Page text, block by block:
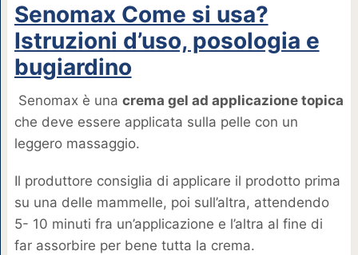
Senomax Come si usa?
Istruzioni d’uso, posologia e
bugiardino
Senomax è una crema gel ad applicazione topica
che deve essere applicata sulla pelle con un
leggero massaggio.
Il produttore consiglia di applicare il prodotto prima
su una delle mammelle, poi sull’altra, attendendo
5- 10 minuti fra un’applicazione e l’altra al fine di
far assorbire per bene tutta la crema.